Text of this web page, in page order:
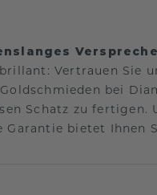
Vertrauen Sie
bei
Schatz zu fertigen.
Garantie bietet Ihnen